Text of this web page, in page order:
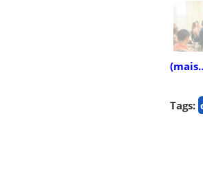
Tags: